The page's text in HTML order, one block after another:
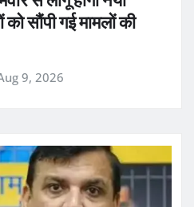
सौंपी गई मामलों की
9, 2026